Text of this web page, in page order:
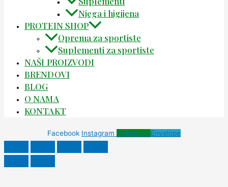
Njega i higijena
PROTEIN SHOP
Oprema za sportiste
Suplementi za sportiste
NAŠI PROIZVODI
BRENDOVI
BLOG
O NAMA
KONTAKT
Facebook Instagram Phone-alt Envelope